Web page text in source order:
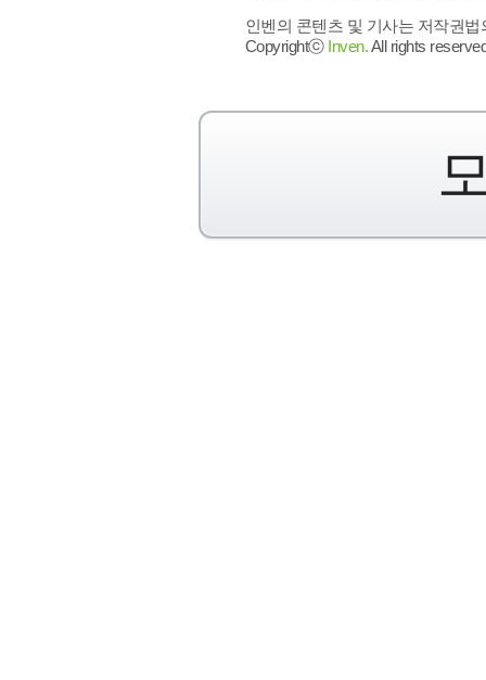
인벤의 콘텐츠 및 기사는 저작권
Copyrightⓒ Inven.All rights